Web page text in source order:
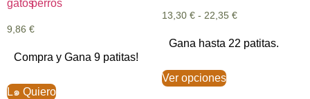
9,86 €
Compra y Gana 9 patitas!
L๑ Quiero
13,30 € - 22,35 €
Gana hasta 22 patitas.
Ver opciones